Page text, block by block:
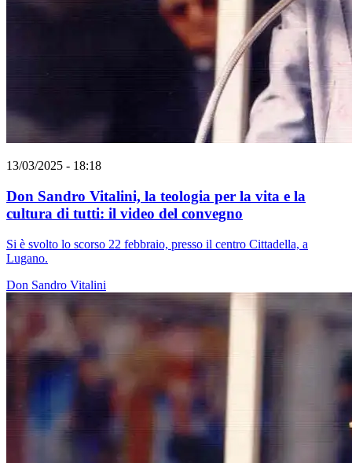
13/03/2025 - 18:18
Don Sandro Vitalini, la teologia per la vita e la
cultura di tutti: il video del convegno
Si è svolto lo scorso 22 febbraio, presso il centro Cittadella, a
Lugano.
Don Sandro Vitalini